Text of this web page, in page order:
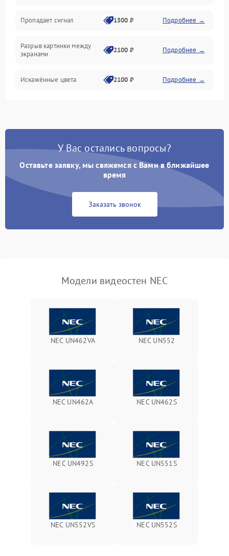
Пропадает сигнал 1500 ₽ Подробнее →
Разрыв картинки между
экранами
2100 ₽ Подробнее →
Искажённые цвета 2100 ₽ Подробнее →
Артефакты изображения 2100 ₽ Подробнее →
У Вас остались вопросы?
Оставьте заявку, мы свяжемся с Вами в ближайшее
время
Заказать звонок
Модели видеостен NEC
NEC UN462VA NEC UN552
NEC UN462A NEC UN462S
NEC UN492S NEC UN551S
NEC UN552VS NEC UN552S